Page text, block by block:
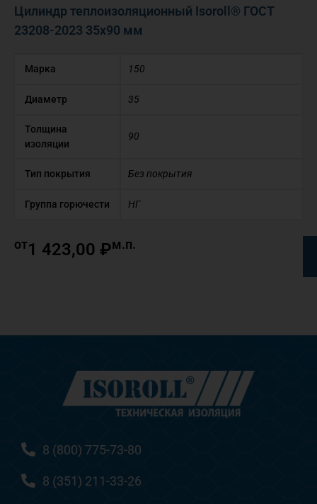
Цилиндр теплоизоляционный Isoroll® ГОСТ
23208-2023 35х90 мм
Марка 150
Диаметр 35
Толщина
изоляции
90
Тип покрытия Без покрытия
Группа горючести НГ
от1 423,00 ₽м.п.
8 (800) 775-73-80
8 (351) 211-33-26